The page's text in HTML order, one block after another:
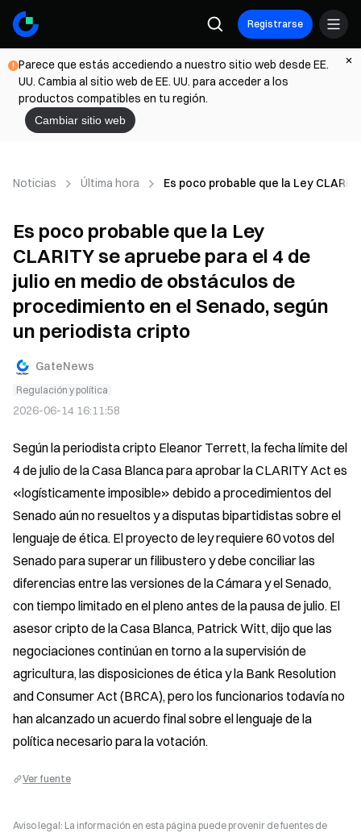
Registrarse
Parece que estás accediendo a nuestro sitio web desde EE.
UU. Cambia al sitio web de EE. UU. para acceder a los
productos compatibles en tu región.
Cambiar sitio web
Noticias Última hora Es poco probable que la Ley
Es poco probable que la Ley
CLARITY se apruebe para el 4 de
julio en medio de obstáculos de
procedimiento en el Senado, según
un periodista cripto
GateNews
Regulación y política
2026-06-14 16:11:58
Según la periodista cripto Eleanor Terrett, la fecha límite del
4 de julio de la Casa Blanca para aprobar la CLARITY Act es
«logísticamente imposible» debido a procedimientos del
Senado aún no resueltos y a disputas bipartidistas sobre el
lenguaje de ética. El proyecto de ley requiere 60 votos del
Senado para superar un filibustero y debe conciliar las
diferencias entre las versiones de la Cámara y el Senado,
con tiempo limitado en el pleno antes de la pausa de julio. El
asesor cripto de la Casa Blanca, Patrick Witt, dijo que las
negociaciones continúan en torno a la supervisión de
agricultura, las disposiciones de ética y la Bank Resolution
and Consumer Act (BRCA), pero los funcionarios todavía no
han alcanzado un acuerdo final sobre el lenguaje de la
política necesario para la votación.
Ver fuente
Aviso legal: La información en esta página puede provenir de fuentes de